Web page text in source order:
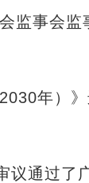
监事会
年）》
通过了